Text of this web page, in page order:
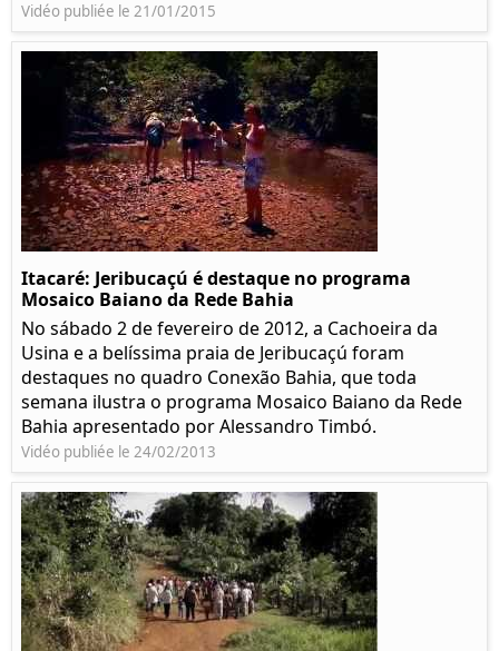
Vidéo publiée le 21/01/2015
Itacaré: Jeribucaçú é destaque no programa
Mosaico Baiano da Rede Bahia
No sábado 2 de fevereiro de 2012, a Cachoeira da
Usina e a belíssima praia de Jeribucaçú foram
destaques no quadro Conexão Bahia, que toda
semana ilustra o programa Mosaico Baiano da Rede
Bahia apresentado por Alessandro Timbó.
Vidéo publiée le 24/02/2013